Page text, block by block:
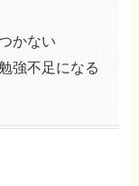
かない
強不足になる